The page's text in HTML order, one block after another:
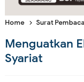
Home Surat Pembaca
Menguatkan
Syariat